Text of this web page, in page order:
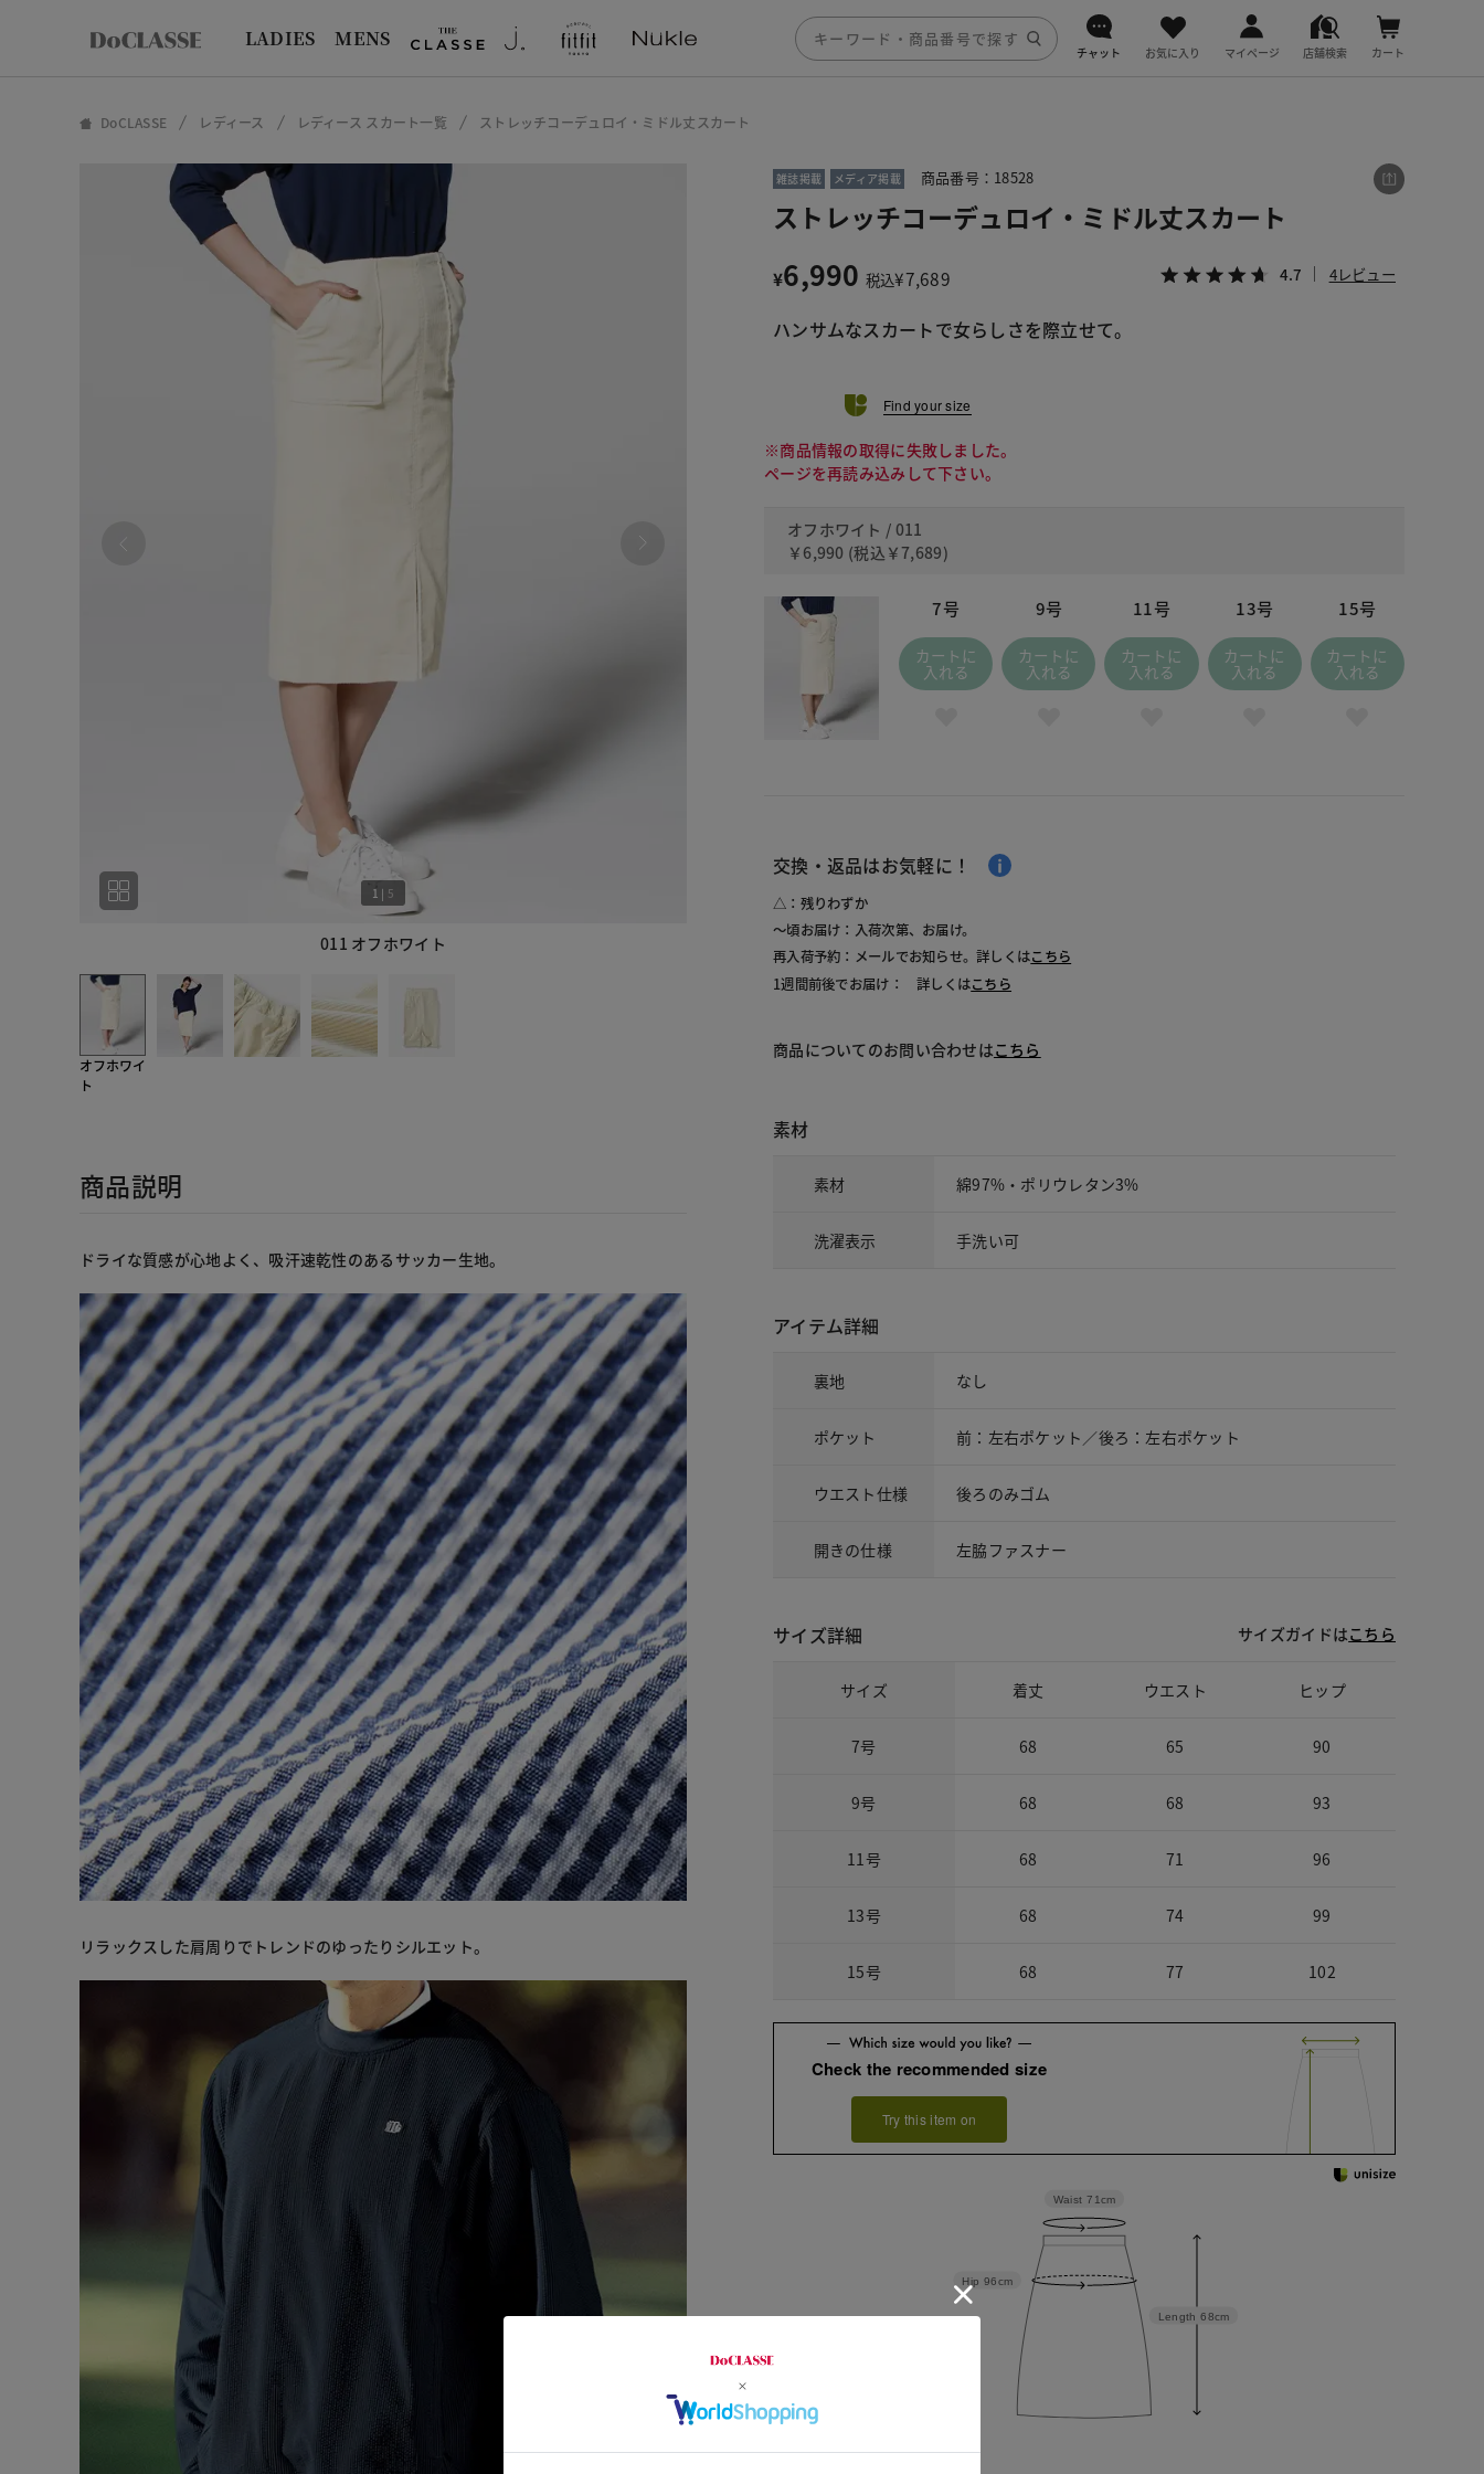
LADIES MENS
チャット お気に入り マイページ 店舗検索 カート
DoCLASSE レディース レディース スカート一覧 ストレッチコーデュロイ・ミドル丈スカート
011 オフホワイト 011 オフホワイト
1 | 5
オフホワイ
ト
商品説明
ドライな質感が心地よく、吸汗速乾性のあるサッカー生地。
リラックスした肩周りでトレンドのゆったりシルエット。
雑誌掲載 メディア掲載 商品番号：18528
ストレッチコーデュロイ・ミドル丈スカート
¥6,990 税込¥7,689 4.7 4レビュー
ハンサムなスカートで女らしさを際立せて。
Find your size
※商品情報の取得に失敗しました。
ページを再読み込みして下さい。
オフホワイト / 011
￥6,990 (税込 ￥7,689)
7号
カートに
入れる
9号
カートに
入れる
11号
カートに
入れる
13号
カートに
入れる
15号
カートに
入れる
交換・返品はお気軽に！
△：残りわずか
～頃お届け：入荷次第、お届け。
再入荷予約：メールでお知らせ。詳しくはこちら
1週間前後でお届け： 詳しくはこちら
商品についてのお問い合わせはこちら
素材
素材 綿97%・ポリウレタン3%
洗濯表示 手洗い可
アイテム詳細
裏地 なし
ポケット 前：左右ポケット／後ろ：左右ポケット
ウエスト仕様 後ろのみゴム
開きの仕様 左脇ファスナー
サイズ詳細 サイズガイドはこちら
サイズ 着丈 ウエスト ヒップ
7号 68 65 90
9号 68 68 93
11号 68 71 96
13号 68 74 99
15号 68 77 102
Check the recommended size
Try this item on
Length 68cm
Hip 96cm
Waist 71cm